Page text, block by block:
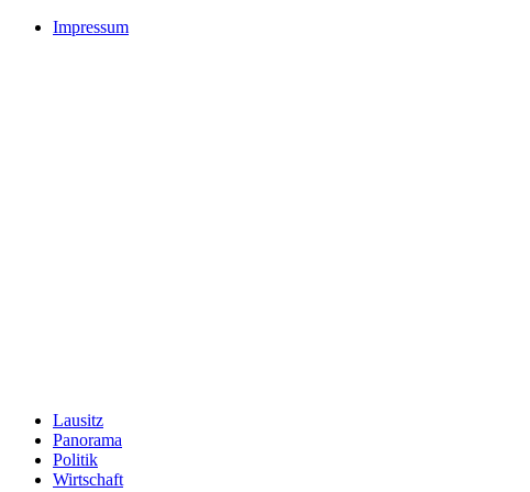
Impressum
Lausitz
Panorama
Politik
Wirtschaft